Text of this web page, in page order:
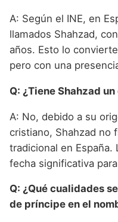
A: Según el INE, en
llamados Shahzad,
años. Esto lo
pero con una
Q: ¿Tiene Shahzad
A: No, debido a su
cristiano, Shahzad no
tradicional en España.
fecha significativa
Q: ¿Qué cualidades
de príncipe en el